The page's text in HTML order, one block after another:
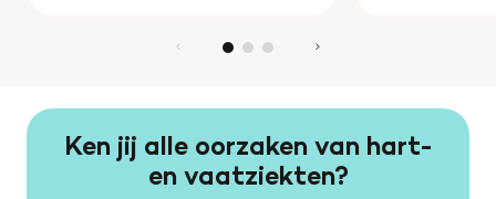
Ken jij alle oorzaken van hart-
en vaatziekten?